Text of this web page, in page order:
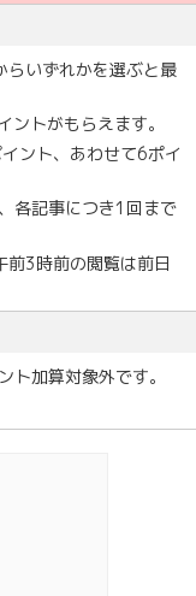
らいずれかを選ぶと最
トがもらえます。
ント、あわせて6ポイ
各記事につき1回まで
前3時前の閲覧は前日
ト加算対象外です。